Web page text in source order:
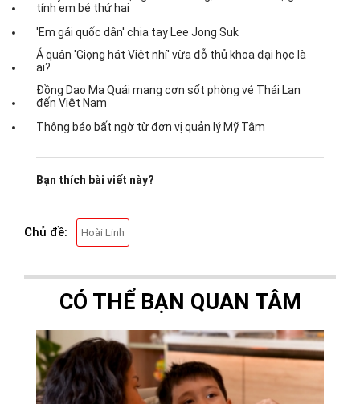
tính em bé thứ hai
'Em gái quốc dân' chia tay Lee Jong Suk
Á quân 'Giọng hát Việt nhí' vừa đỗ thủ khoa đại học là
ai?
Đồng Dao Ma Quái mang cơn sốt phòng vé Thái Lan
đến Việt Nam
Thông báo bất ngờ từ đơn vị quản lý Mỹ Tâm
Bạn thích bài viết này?
Chủ đề: Hoài Linh
CÓ THỂ BẠN QUAN TÂM